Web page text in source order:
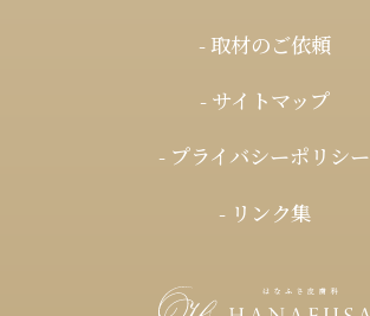
- 取材のご依頼
- サイトマップ
- プライバシーポリシー
- リンク集